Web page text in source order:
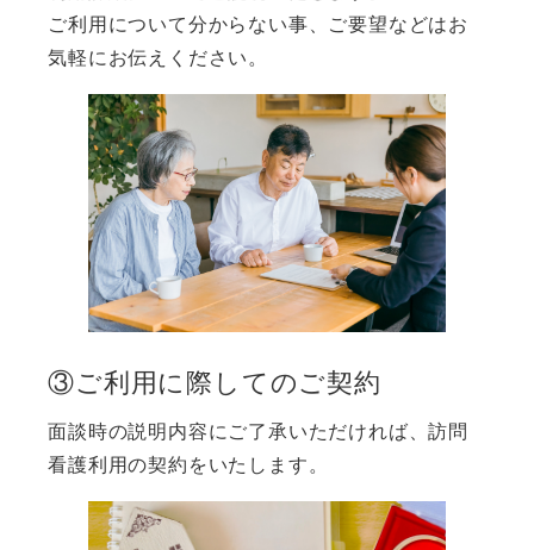
ご利用について分からない事、ご要望などはお
気軽にお伝えください。
③ご利用に際してのご契約
面談時の説明内容にご了承いただければ、訪問
看護利用の契約をいたします。